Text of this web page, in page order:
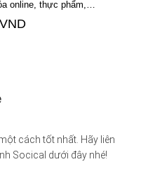
online, thực phẩm,…
VND
cách tốt nhất. Hãy liên
Socical dưới đây nhé!